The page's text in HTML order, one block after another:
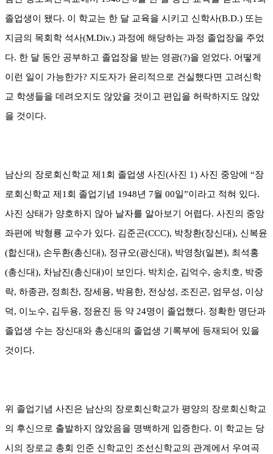
졸업생이 됐다. 이 학교는 한 달 교육을 시키고 신학사(B.D.) 또는
지금의 목회학 석사(M.Div.) 과정에 해당하는 과정 졸업장을 주었
다. 한 달 동안 공부하고 졸업장을 받는 영광(?)을 얻었다. 어떻게
이런 일이 가능한가? 지도자가 윤리적으로 건실했다면 고려신학
교 학생들을 데려오지도 않았을 것이고 편입을 허락하지도 않았
을 것이다.
남산의 장로회신학교 제 1회 졸업생 사진(사진 1) 사진 중앙에 “장
로회신학교 제 1회 졸업기념 1948년 7월 00일”이라고 적혀 있다.
사진 상태가 양호하지 않아 날자를 알아보기 어렵다. 사진의 중앙
좌편에 박형룡 교수가 있다. 김준곤(CCC), 박창환(장신대), 신복윤
(합신대), 손두환(총신대), 정규오(광신대), 박영창(일본), 최석홍
(총신대), 차남진(총신대)이 보인다. 박치순, 김억수, 송치호, 박중
락, 하종관, 정희찬, 장세용, 박용한, 전상성, 조진곤, 엄무성, 이상
덕, 이노수, 김두용, 정윤진 등 약 24명이 졸업했다. 정확한 명단과
졸업생 수는 장신대와 총신대의 졸업생 기록부에 등재되어 있을
것이다.
위 졸업기념 사진은 남산의 장로회신학교가 평양의 장로회신학교
의 후신으로 출발하지 않았음을 명백하게 입증한다. 이 학교는 당
시의 장로교 총회 인준 신학교인 조선신학교의 관계에서 우여곡